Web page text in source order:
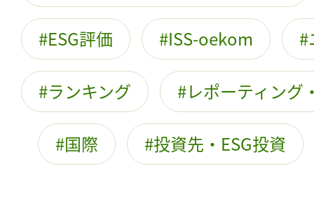
ESG評価 ISS-oekom
ランキング レポーティング
国際 投資先・ESG投資